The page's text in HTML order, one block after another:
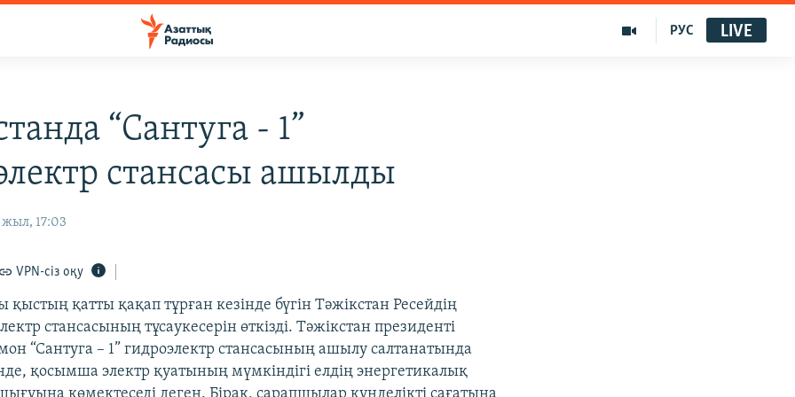
РУС LIVE
“Сантуга - 1”
стансасы ашылды
17:03
VPN-сіз оқу
қыстың қатты қақап тұрған кезінде бүгін Тәжікстан Ресейдің
стансасының тұсаукесерін өткізді. Тәжікстан президенті
“Сантуга – 1” гидроэлектр стансасының ашылу салтанатында
қосымша электр қуатының мүмкіндігі елдің энергетикалық